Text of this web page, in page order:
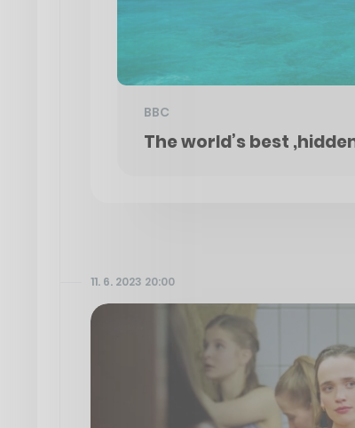
BBC
The world’s best
11. 6. 2023 20:00